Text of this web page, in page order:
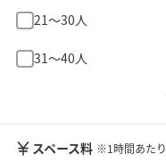
21〜30人
31〜40人
スペース料 ※1時間あたり